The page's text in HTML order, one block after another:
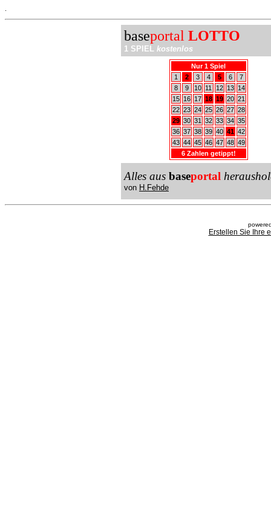
baseportal LOTTO
1 SPIEL kostenlos
Nur 1 Spiel
1
2 3 4 5 6
7
8
9 10 11 12 13
14
15
16 17 18 19 20 21
22 23 24 25 26 27 28
29 30 31 32 33 34 35
36 37 38 39 40 41 42
43 44 45 46 47 48 49
6 Zahlen getippt!
Alles aus baseportal
von H.Fehde
Erstellen Sie Ihre